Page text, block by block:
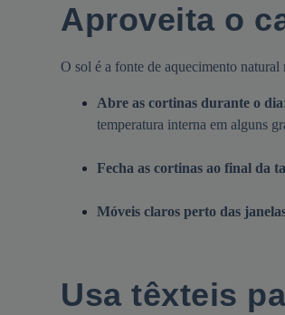
Aproveita o
O sol é a fonte de aquecimento natural
Abre as cortinas durante o dia
temperatura interna em alguns
Fecha as cortinas ao final da
Móveis claros perto das
Usa têxteis